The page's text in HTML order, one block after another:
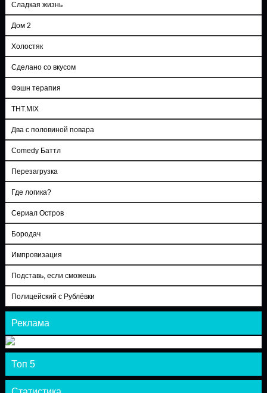
Сладкая жизнь
Дом 2
Холостяк
Сделано со вкусом
Фэшн терапия
ТНТ.MIX
Два с половиной повара
Comedy Баттл
Перезагрузка
Где логика?
Сериал Остров
Бородач
Импровизация
Подставь, если сможешь
Полицейский с Рублёвки
Реклама
Топ 5